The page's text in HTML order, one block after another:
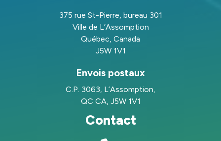
375 rue St-Pierre, bureau 301
Ville de L’Assomption
Québec, Canada
J5W 1V1
Envois postaux
C.P. 3063, L’Assomption,
QC CA, J5W 1V1
Contact